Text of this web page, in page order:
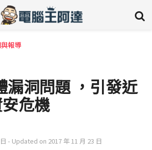
報導
漏洞問題 ，引發近
危機
- Updated on 2017 年 11 月 23 日